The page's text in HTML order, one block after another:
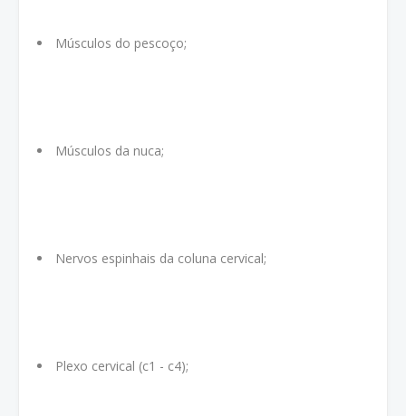
Músculos do pescoço;
Músculos da nuca;
Nervos espinhais da coluna cervical;
Plexo cervical (c1 - c4);